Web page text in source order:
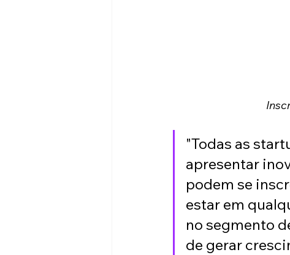
"Todas as
apresentar
podem se
estar em
no segmento
de gerar